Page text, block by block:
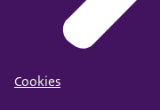
Cookies